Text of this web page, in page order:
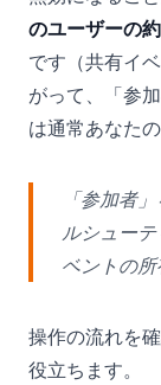
のユーザーの
です（共有イ
がって、「参
は通常あなた
「参加者
ルシュー
ベントの所
操作の流れを
役立ちます。